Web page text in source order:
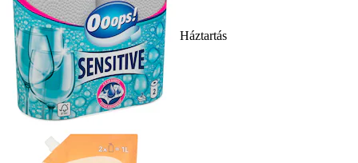
Háztartás